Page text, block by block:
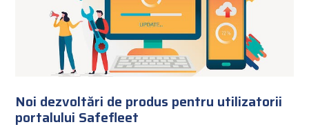
Noi dezvoltări de produs pentru utilizatorii
portalului Safefleet